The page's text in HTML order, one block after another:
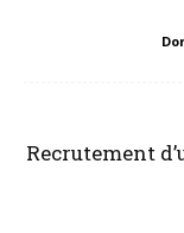
Recrutement